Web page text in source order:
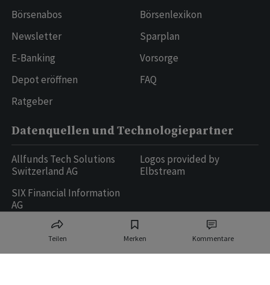
Teilen Merken Kommentare
Börsenabos
Newsletter
E-Banking
Depot eröffnen
Ratgeber
Börsenlexikon
Sparplan
Vorsorge
FAQ
Datenquellen und Technologiepartner
Allfunds Tech Solutions
Switzerland AG
SIX Financial Information
AG
Logos provided by
Elbstream